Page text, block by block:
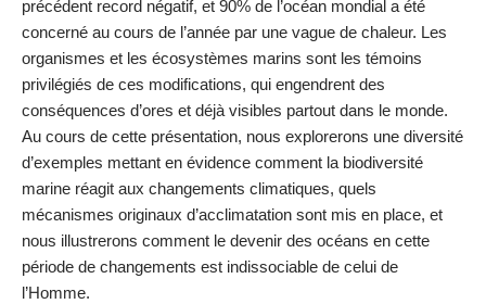
précédent record négatif, et 90% de l’océan mondial a été
concerné au cours de l’année par une vague de chaleur. Les
organismes et les écosystèmes marins sont les témoins
privilégiés de ces modifications, qui engendrent des
conséquences d’ores et déjà visibles partout dans le monde.
Au cours de cette présentation, nous explorerons une diversité
d’exemples mettant en évidence comment la biodiversité
marine réagit aux changements climatiques, quels
mécanismes originaux d’acclimatation sont mis en place, et
nous illustrerons comment le devenir des océans en cette
période de changements est indissociable de celui de
l’Homme.